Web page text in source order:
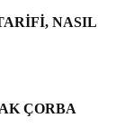
NASIL
ÇORBA